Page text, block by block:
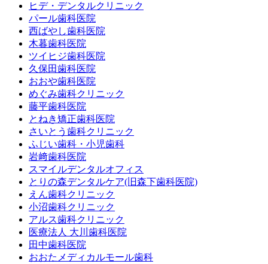
ヒデ・デンタルクリニック
パール歯科医院
西ばやし歯科医院
木暮歯科医院
ツイヒジ歯科医院
久保田歯科医院
おおや歯科医院
めぐみ歯科クリニック
藤平歯科医院
とねき矯正歯科医院
さいとう歯科クリニック
ふじい歯科・小児歯科
岩﨑歯科医院
スマイルデンタルオフィス
とりの森デンタルケア(旧森下歯科医院)
えん歯科クリニック
小沼歯科クリニック
アルス歯科クリニック
医療法人 大川歯科医院
田中歯科医院
おおたメディカルモール歯科